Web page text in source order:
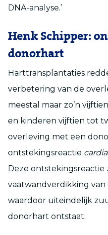
DNA-analyse.’
Henk Schipper:
donorhart
Harttransplantaties
verbetering van de
meestal maar zo’n
en kinderen vijftien tot
overleving met een
ontstekingsreactie
Deze ontstekingsreactie
vaatwandverdikking van
waardoor uiteindelijk
donorhart ontstaat.